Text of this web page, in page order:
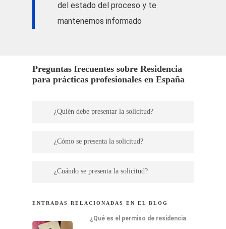
del estado del proceso y te
mantenemos informado
Preguntas frecuentes sobre Residencia
para prácticas profesionales en España
¿Quién debe presentar la solicitud?
deberá autorizar al Despacho para que
¿Cómo se presenta la solicitud?
¿Cuándo se presenta la solicitud?
superior o durante la realización de los
ENTRADAS RELACIONADAS EN EL BLOG
¿Qué es el permiso de residencia